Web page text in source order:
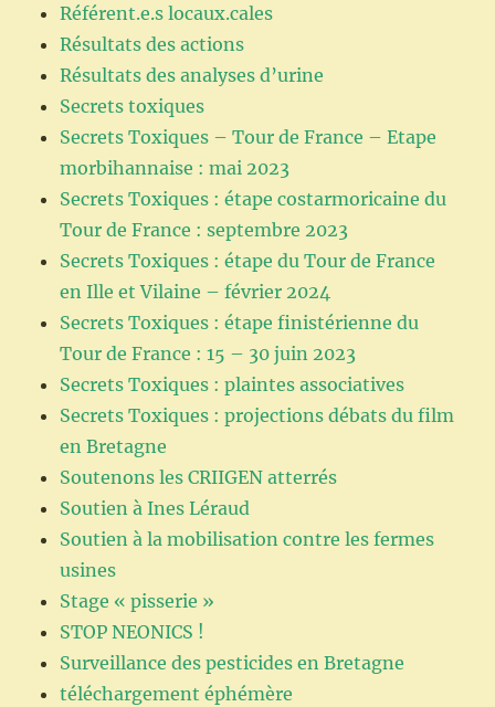
Référent.e.s locaux.cales
Résultats des actions
Résultats des analyses d’urine
Secrets toxiques
Secrets Toxiques – Tour de France – Etape
morbihannaise : mai 2023
Secrets Toxiques : étape costarmoricaine du
Tour de France : septembre 2023
Secrets Toxiques : étape du Tour de France
en Ille et Vilaine – février 2024
Secrets Toxiques : étape finistérienne du
Tour de France : 15 – 30 juin 2023
Secrets Toxiques : plaintes associatives
Secrets Toxiques : projections débats du film
en Bretagne
Soutenons les CRIIGEN atterrés
Soutien à Ines Léraud
Soutien à la mobilisation contre les fermes
usines
Stage « pisserie »
STOP NEONICS !
Surveillance des pesticides en Bretagne
téléchargement éphémère